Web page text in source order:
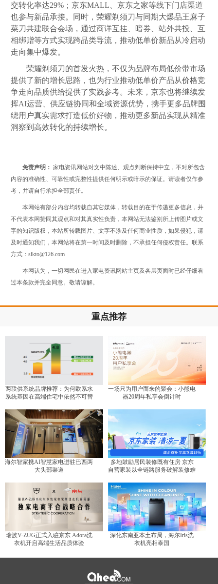
交转化率达29%；京东MALL、京东之家等线下门店渠道
也参与新品承接。同时，荣耀剃须刀与同期大爆品王麻子
菜刀共建联合会场，通过商详互挂、暗券、站外共投、互
相绑赠等方式实现跨品类导流，推动低单价新品从冷启动
走向集中爆发。
荣耀剃须刀的首发火热，不仅为品牌布局低价带市场
提供了新的增长思路，也为行业推动低单价产品从价格竞
争走向品质供给提供了实践参考。未来，京东也将继续发
挥AI运营、供应链协同和全域资源优势，携手更多品牌围
绕用户真实需求打造低价好物，推动更多新品实现从精准
洞察到高效转化的持续增长。
免责声明： 家电资讯网站对文中陈述、观点判断保持中立，不对所包含
内容的准确性、可靠性或完整性提供任何明示或暗示的保证。请读者仅作参
考，并请自行承担全部责任。
本网站有部分内容均转载自其它媒体，转载目的在于传递更多信息，并
不代表本网赞同其观点和对其真实性负责，本网站无法鉴别所上传图片或文
字的知识版权，本站所转载图片、文字不涉及任何商业性质，如果侵犯，请
及时通知我们，本网站将在第一时间及时删除，不承担任何侵权责任。联系
方式：sikto@126.com
本网认为，一切网民在进入家电资讯网站主页及各层页面时已经仔细看
过本条款并完全同意。敬请谅解。
重点推荐
两联供系统品牌推荐：为何欧系水
系统基因在高端住宅中依然不可替
一场只为用户而来的聚会：小熊电
器20周年私享会倒计时
海尔智家携AI智慧家电进驻巴西两
大头部渠道
多地鼓励居民装修既有住房 京东
自营家装以全链路服务破解装修难
瑞族V-ZUG正式入驻京东 Adora洗
衣机开启高端生活品质体验
深化东南亚本土布局，海尔Iris洗
衣机亮相泰国